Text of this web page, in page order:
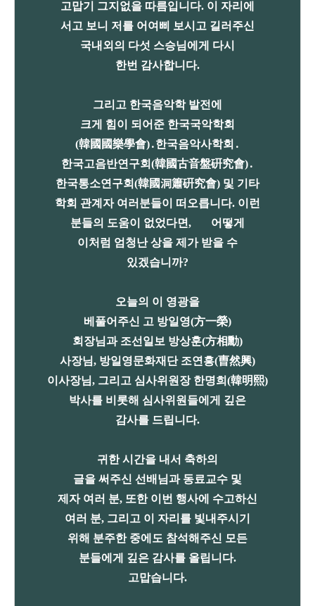
고맙기 그지없을 따름입니다. 이 자리에
서고 보니 저를 어여삐 보시고 길러주신
국내외의 다섯 스승님에게 다시
한번 감사합니다.
그리고 한국음악학 발전에
크게 힘이 되어준 한국국악학회
(韓國國樂學會)․한국음악사학회․
한국고음반연구회(韓國古音盤硏究會)․
한국통소연구회(韓國洞簫硏究會) 및 기타
학회 관계자 여러분들이 떠오릅니다. 이런
분들의 도움이 없었다면, 어떻게
이처럼 엄청난 상을 제가 받을 수
있겠습니까?
오늘의 이 영광을
베풀어주신 고 방일영(方一榮)
회장님과 조선일보 방상훈(方相勳)
사장님, 방일영문화재단 조연흥(曺然興)
이사장님, 그리고 심사위원장 한명희(韓明熙)
박사를 비롯해 심사위원들에게 깊은
감사를 드립니다.
귀한 시간을 내서 축하의
글을 써주신 선배님과 동료교수 및
제자 여러 분, 또한 이번 행사에 수고하신
여러 분, 그리고 이 자리를 빛내주시기
위해 분주한 중에도 참석해주신 모든
분들에게 깊은 감사를 올립니다.
고맙습니다.